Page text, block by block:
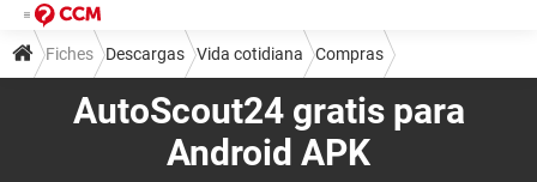
AutoScout24 gratis para
Android APK
Fiches Descargas Vida cotidiana Compras